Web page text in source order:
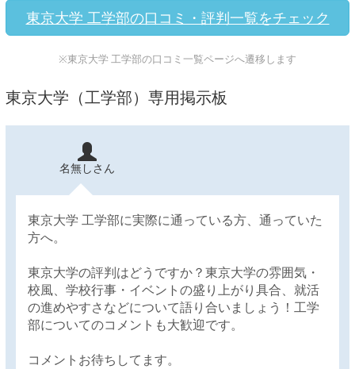
東京大学 工学部の口コミ・評判一覧をチェック
※東京大学 工学部の口コミ一覧ページへ遷移します
東京大学（工学部）専用掲示板
名無しさん
東京大学 工学部に実際に通っている方、通っていた
方へ。
東京大学の評判はどうですか？東京大学の雰囲気・
校風、学校行事・イベントの盛り上がり具合、就活
の進めやすさなどについて語り合いましょう！工学
部についてのコメントも大歓迎です。
コメントお待ちしてます。